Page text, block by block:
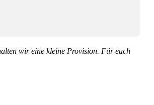
wir eine kleine Provision. Für euch